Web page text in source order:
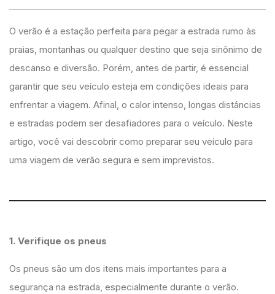
O verão é a estação perfeita para pegar a estrada rumo às
praias, montanhas ou qualquer destino que seja sinônimo de
descanso e diversão. Porém, antes de partir, é essencial
garantir que seu veículo esteja em condições ideais para
enfrentar a viagem. Afinal, o calor intenso, longas distâncias
e estradas podem ser desafiadores para o veículo. Neste
artigo, você vai descobrir como preparar seu veículo para
uma viagem de verão segura e sem imprevistos.
1. Verifique os pneus
Os pneus são um dos itens mais importantes para a
segurança na estrada, especialmente durante o verão.